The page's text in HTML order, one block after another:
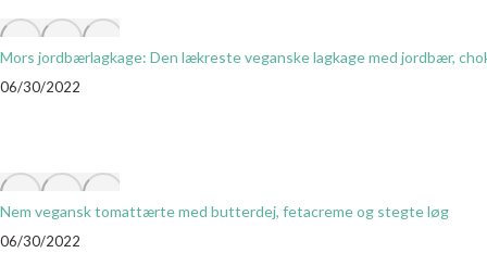
Mors jordbærlagkage: Den lækreste veganske lagkage med jordbær,
06/30/2022
Nem vegansk tomattærte med butterdej, fetacreme og stegte løg
06/30/2022